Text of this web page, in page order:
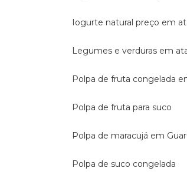
Iogurte natural preço em
Legumes e verduras em
Polpa de fruta congelada
Polpa de fruta para suco
Polpa de maracujá em
Polpa de suco congelada